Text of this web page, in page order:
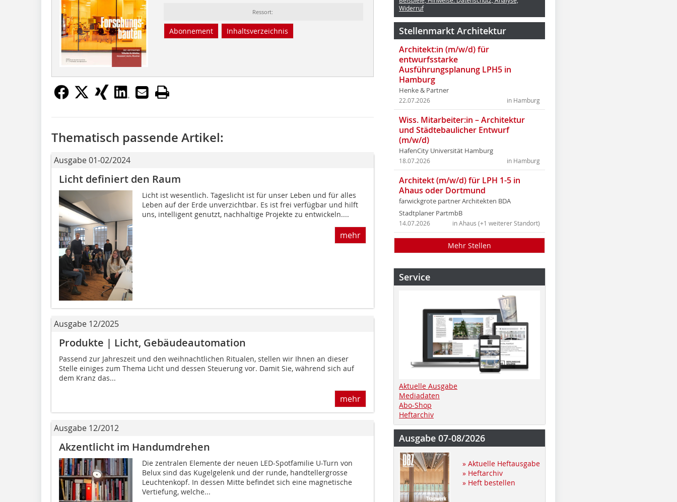
Ressort:
Abonnement Inhaltsverzeichnis
Thematisch passende Artikel:
Ausgabe 01-02/2024
Licht definiert den Raum
Licht ist wesentlich. Tageslicht ist für unser Leben und für alles
Leben auf der Erde unverzichtbar. Es ist frei verfügbar und hilft
uns, intelligent genutzt, nachhaltige Projekte zu entwickeln....
mehr
Ausgabe 12/2025
Produkte | Licht, Gebäudeautomation
Passend zur Jahreszeit und den weihnachtlichen Ritualen, stellen wir Ihnen an dieser
Stelle einiges zum Thema Licht und dessen Steuerung vor. Damit Sie, während sich auf
dem Kranz das...
mehr
Ausgabe 12/2012
Akzentlicht im Handumdrehen
Die zentralen Elemente der neuen LED-Spotfamilie U-Turn von
Belux sind das Kugelgelenk und der runde, handtellergrosse
Leuchtenkopf. In dessen Mitte befindet sich eine magnetische
Vertiefung, welche...
Widerruf
Stellenmarkt Architektur
Architekt:in (m/w/d) für
entwurfsstarke
Ausführungsplanung LPH5 in
Hamburg
Henke & Partner
in Hamburg
22.07.2026
Wiss. Mitarbeiter:in – Architektur
und Städtebaulicher Entwurf
(m/w/d)
HafenCity Universität Hamburg
in Hamburg
18.07.2026
Architekt (m/w/d) für LPH 1-5 in
Ahaus oder Dortmund
farwickgrote partner Architekten BDA
Stadtplaner PartmbB
in Ahaus (+1 weiterer Standort)
14.07.2026
Mehr Stellen
Service
Aktuelle Ausgabe
Mediadaten
Abo-Shop
Heftarchiv
Ausgabe 07-08/2026
» Aktuelle Heftausgabe
» Heftarchiv
» Heft bestellen